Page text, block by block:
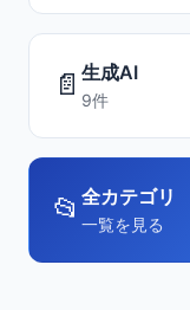
📄 生成AI
9件
📂 全カテゴリ
一覧を見る